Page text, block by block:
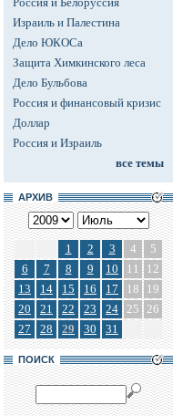
Израиль и Палестина
Дело ЮКОСа
Защита Химкинского леса
Дело Бульбова
Россия и финансовый кризис
Доллар
Россия и Израиль
все темы
АРХИВ
1 2 3 4
5
6
7 8 9 10 11
12
13
14 15 16 17 18
19
20
21 22 23 24 25 26
27
28 29 30 31
ПОИСК